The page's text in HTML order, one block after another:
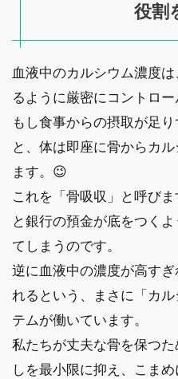
役割
血液中のカルシウム濃度
るように厳密にコントロー
もし食事からの摂取が足
と、体は即座に骨からカ
ます。😉
これを「骨吸収」と呼び
と銀行の預金が底をつく
てしまうのです。
逆に血液中の濃度が高す
れるという、まさに「カ
テムが働いています。
私たちが丈夫な骨を保つ
しを最小限に抑え、こま